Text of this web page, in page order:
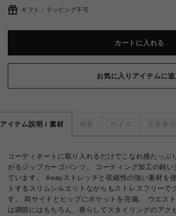
ギフト：ラッピング不可
カートに入れる
お気に入りアイテムに追
アイテム説明 / 素材 概要 サイズ 注意事項
コーディネートに取り入れるだけでこなれ感たっぷ
がるジップカーゴパンツ。 コーティング加工の鈍
ています。 4wayストレッチと収縮性の強い素材を
トするスリムシルエットながらもストレスフリーで
す。 両サイドとヒップにポケットを完備。 ウエス
は調節にはもちろん、垂らしてスタイリングのアク